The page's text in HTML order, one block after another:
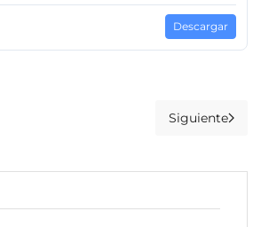
Descargar
Siguiente